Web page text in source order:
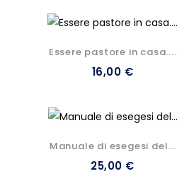
Essere pastore in casa....
16,00 €
Manuale di esegesi del...
25,00 €